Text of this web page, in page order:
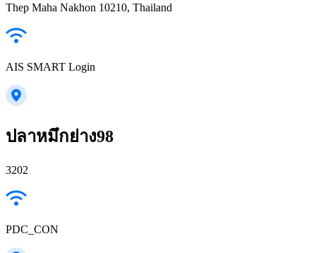
Thep Maha Nakhon 10210, Thailand
AIS SMART Login
ปลาหมึกย่าง98
3202
PDC_CON